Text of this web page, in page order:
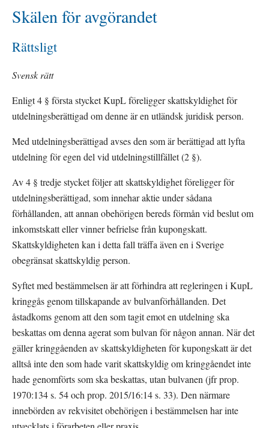
Skälen för avgörandet
Rättsligt
Svensk rätt
Enligt 4 § första stycket KupL föreligger skattskyldighet för
utdelningsberättigad om denne är en utländsk juridisk person.
Med utdelningsberättigad avses den som är berättigad att lyfta
utdelning för egen del vid utdelningstillfället (2 §).
Av 4 § tredje stycket följer att skattskyldighet föreligger för
utdelningsberättigad, som innehar aktie under sådana
förhållanden, att annan obehörigen bereds förmån vid beslut om
inkomstskatt eller vinner befrielse från kupongskatt.
Skattskyldigheten kan i detta fall träffa även en i Sverige
obegränsat skattskyldig person.
Syftet med bestämmelsen är att förhindra att regleringen i KupL
kringgås genom tillskapande av bulvanförhållanden. Det
åstadkoms genom att den som tagit emot en utdelning ska
beskattas om denna agerat som bulvan för någon annan. När det
gäller kringgåenden av skattskyldigheten för kupongskatt är det
alltså inte den som hade varit skattskyldig om kringgåendet inte
hade genomförts som ska beskattas, utan bulvanen (jfr prop.
1970:134 s. 54 och prop. 2015/16:14 s. 33). Den närmare
innebörden av rekvisitet obehörigen i bestämmelsen har inte